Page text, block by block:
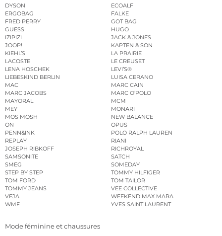
DYSON
ECOALF
ERGOBAG
FALKE
FRED PERRY
GOT BAG
GUESS
HUGO
IZIPIZI
JACK & JONES
JOOP!
KAPTEN & SON
KIEHL’S
LA PRAIRIE
LACOSTE
LE CREUSET
LENA HOSCHEK
LEVI’S®
LIEBESKIND BERLIN
LUISA CERANO
MAC
MARC CAIN
MARC JACOBS
MARC O’POLO
MAYORAL
MCM
MEY
MONARI
MOS MOSH
NEW BALANCE
ON
OPUS
PENN&INK
POLO RALPH LAUREN
REPLAY
RIANI
JOSEPH RIBKOFF
RICHROYAL
SAMSONITE
SATCH
SMEG
SOMEDAY
STEP BY STEP
TOMMY HILFIGER
TOM FORD
TOM TAILOR
TOMMY JEANS
VEE COLLECTIVE
VEJA
WEEKEND MAX MARA
WMF
YVES SAINT LAURENT
Mode féminine et chaussures